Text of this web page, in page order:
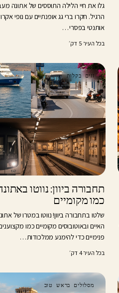
גלו את חיי הלילה התוססים של אתונה
הרגיל. חקרו ברי גג אופנתיים עם נופי
אותנטי בפסרי…
בכל העיר·5 דק׳
זזים בקלות
תחבורה ביוון: נווטו
כמו מקומיים
שלטו בתחבורה ביוון! נווטו במטרו של
האיים ובאוטובוסים מקומיים כמו
פנימיים כדי להימנע ממלכודות…
בכל העיר·4 דק׳
מסלולים בראש טוב